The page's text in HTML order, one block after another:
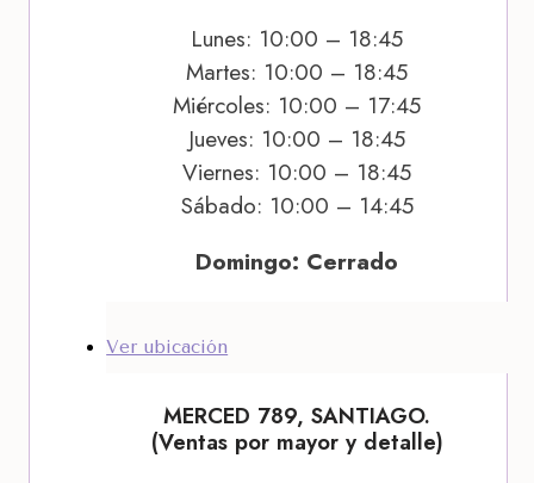
Lunes: 10:00 – 18:45
Martes: 10:00 – 18:45
Miércoles: 10:00 – 17:45
Jueves: 10:00 – 18:45
Viernes: 10:00 – 18:45
Sábado: 10:00 – 14:45
Domingo: Cerrado
Ver ubicación
MERCED 789, SANTIAGO.
(Ventas por mayor y detalle)